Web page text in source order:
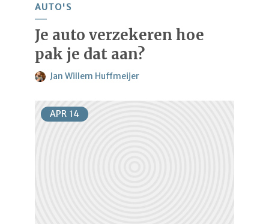
AUTO'S
Je auto verzekeren hoe
pak je dat aan?
Jan Willem Huffmeijer
APR 14